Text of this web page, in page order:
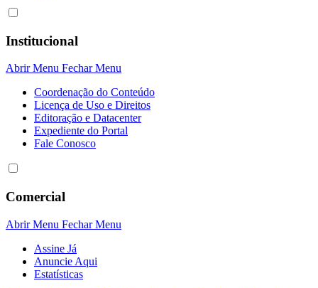
Institucional
Abrir Menu Fechar Menu
Coordenação do Conteúdo
Licença de Uso e Direitos
Editoração e Datacenter
Expediente do Portal
Fale Conosco
Comercial
Abrir Menu Fechar Menu
Assine Já
Anuncie Aqui
Estatísticas